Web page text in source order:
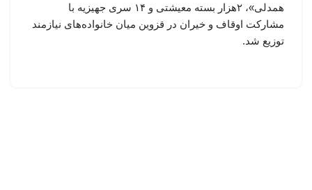
همدلی»، ۲هزار بسته معیشتی و ۱۴ سری جهیزیه با
مشارکت اوقاف و خیران در قزوین میان خانواده‌های نیازمند
توزیع شد.